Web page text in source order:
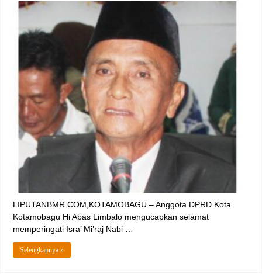
LIPUTANBMR.COM,KOTAMOBAGU – Anggota DPRD Kota
Kotamobagu Hi Abas Limbalo mengucapkan selamat
memperingati Isra’ Mi’raj Nabi …
Selengkapnya »